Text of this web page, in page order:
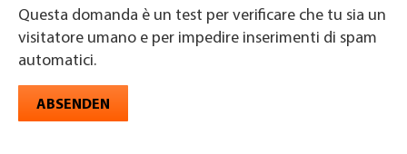
Questa domanda è un test per verificare che tu sia un
visitatore umano e per impedire inserimenti di spam
automatici.
ABSENDEN